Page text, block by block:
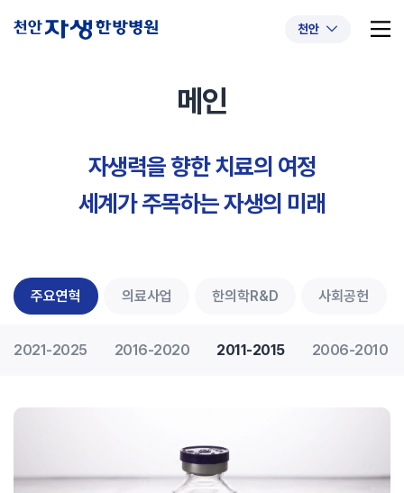
천안
추천 검색어 #초음파약침 #척추압박골절
#교통사고후유증 #허리디스크 #목디스크
메인
자생력을 향한 치료의 여정
세계가 주목하는 자생의 미래
주요연혁 의료사업 한의학R&D 사회공헌
2021-2025 2016-2020 2011-2015 2006-2010